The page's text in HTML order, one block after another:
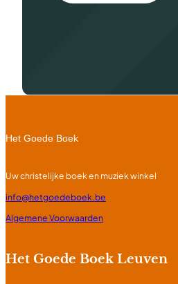
Het Goede Boek
Uw christelijke boek en muziek winkel
info@hetgoedeboek.be
Algemene Voorwaarden
Het Goede Boek Leuven